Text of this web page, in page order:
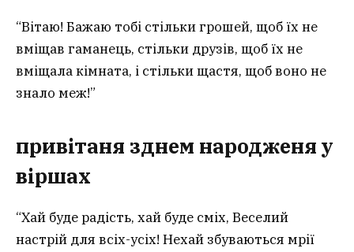
“Вітаю! Бажаю тобі стільки грошей, щоб їх не
вміщав гаманець, стільки друзів, щоб їх не
вміщала кімната, і стільки щастя, щоб воно не
знало меж!”
привітаня зднем народженя у
віршах
“Хай буде радість, хай буде сміх, Веселий
настрій для всіх-усіх! Нехай збуваються мрії